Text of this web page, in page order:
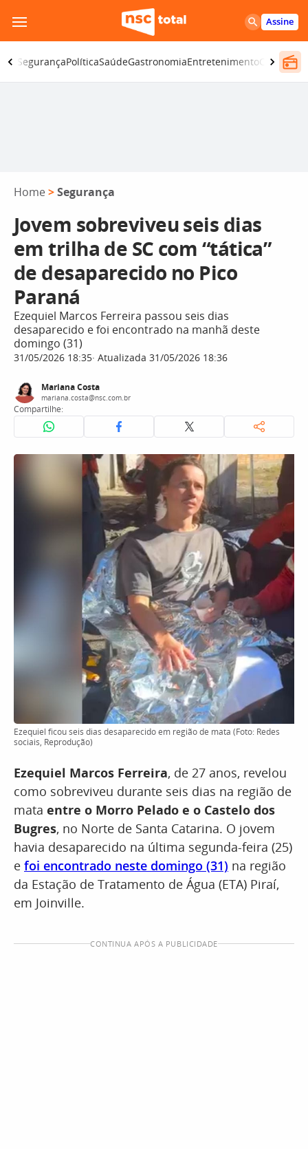
para
o
conteúdo
Assine
SegurançaPolíticaSaúdeGastronomiaEntretenimentoCBN
Home >Segurança
Jovem sobreviveu seis dias
em trilha de SC com “tática”
de desaparecido no Pico
Paraná
Ezequiel Marcos Ferreira passou seis dias
desaparecido e foi encontrado na manhã deste
domingo (31)
31/05/2026 18:35 Atualizada 31/05/2026 18:36
Mariana Costa
mariana.costa@nsc.com.br
Compartilhe:
Ezequiel ficou seis dias desaparecido em região de mata (Foto: Redes
sociais, Reprodução)
Ezequiel Marcos Ferreira, de 27 anos, revelou
como sobreviveu durante seis dias na região de
mata entre o Morro Pelado e o Castelo dos
Bugres, no Norte de Santa Catarina. O jovem
havia desaparecido na última segunda-feira (25)
e foi encontrado neste domingo (31) na região
da Estação de Tratamento de Água (ETA) Piraí,
em Joinville.
CONTINUA APÓS A PUBLICIDADE